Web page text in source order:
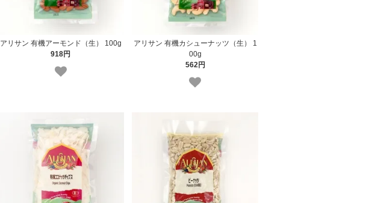
アリサン 有機アーモンド（生） 100g
918円
アリサン 有機カシューナッツ（生） 1
00g
562円